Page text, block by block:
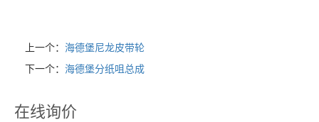
上一个： 海德堡尼龙皮带轮
下一个： 海德堡分纸咀总成
在线询价